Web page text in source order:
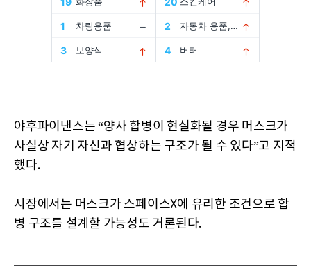
야후파이낸스는 “양사 합병이 현실화될 경우 머스크가
사실상 자기 자신과 협상하는 구조가 될 수 있다”고 지적
했다.
시장에서는 머스크가 스페이스X에 유리한 조건으로 합
병 구조를 설계할 가능성도 거론된다.